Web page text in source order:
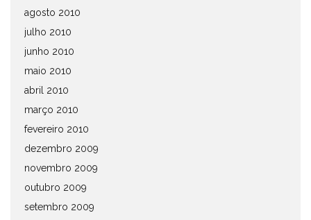
agosto 2010
julho 2010
junho 2010
maio 2010
abril 2010
março 2010
fevereiro 2010
dezembro 2009
novembro 2009
outubro 2009
setembro 2009